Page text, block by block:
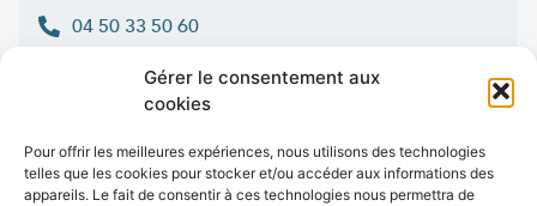
Gérer le consentement aux
cookies
Pour offrir les meilleures expériences, nous utilisons des technologies
telles que les cookies pour stocker et/ou accéder aux informations des
appareils. Le fait de consentir à ces technologies nous permettra de
04 50 33 50 60
Lun > jeu : 9h-12h et 14h-16h30
9h-12h et 14h-16h